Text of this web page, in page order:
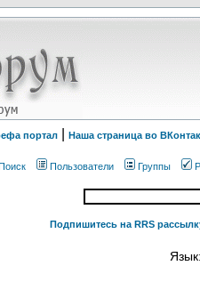
портал| Наша страница во
Пользователи Группы
Подпишитесь на RRS
Язык: